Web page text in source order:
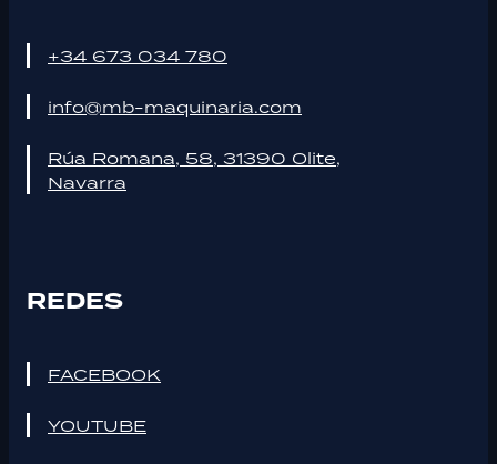
+34 673 034 780
info@mb-maquinaria.com
Rúa Romana, 58, 31390 Olite,
Navarra
REDES
FACEBOOK
YOUTUBE